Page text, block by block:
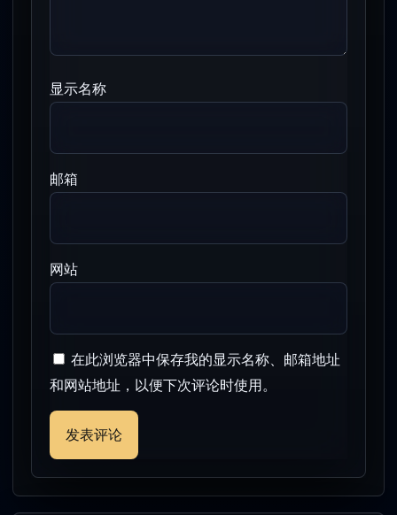
显示名称
邮箱
网站
在此浏览器中保存我的显示名称、邮箱地址
和网站地址，以便下次评论时使用。